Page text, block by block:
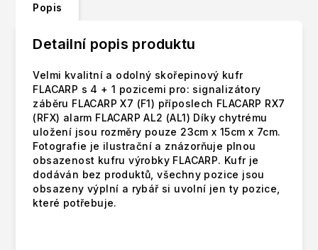
Popis
Detailní popis produktu
Velmi kvalitní a odolný skořepinový kufr
FLACARP s 4 + 1 pozicemi pro: signalizátory
záběru FLACARP X7 (F1) příposlech FLACARP RX7
(RFX) alarm FLACARP AL2 (AL1) Díky chytrému
uložení jsou rozměry pouze 23cm x 15cm x 7cm.
Fotografie je ilustrační a znázorňuje plnou
obsazenost kufru výrobky FLACARP. Kufr je
dodáván bez produktů, všechny pozice jsou
obsazeny výplní a rybář si uvolní jen ty pozice,
které potřebuje.